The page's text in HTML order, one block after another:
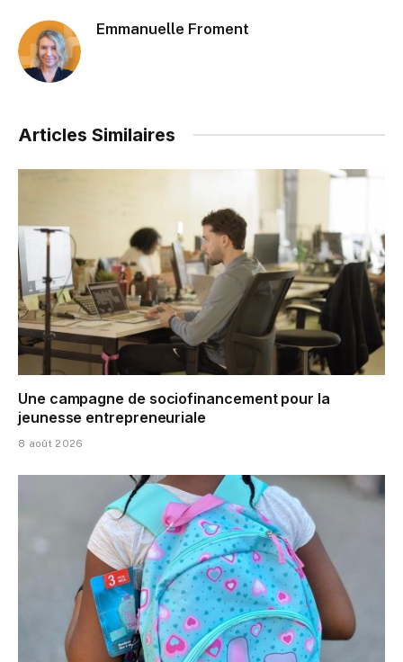
Emmanuelle Froment
Articles Similaires
Une campagne de sociofinancement pour la
jeunesse entrepreneuriale
8 août 2026